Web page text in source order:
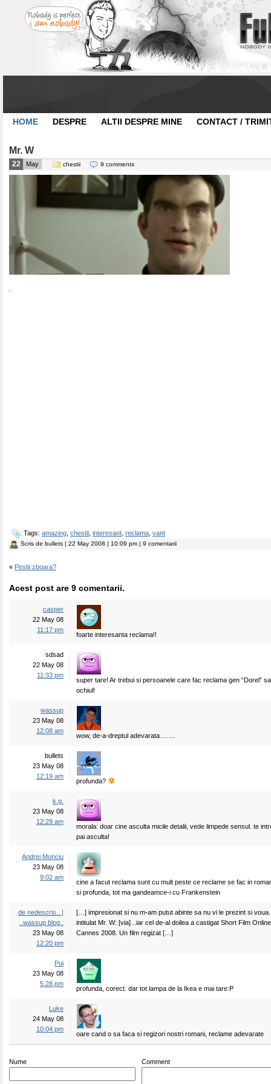
HOME DESPRE ALTII DESPRE MINE CONTACT /
Mr. W
22 May chestii 9 comments
Tags: amazing chestii interesant reclama vant
Scris de bullets | 22 May 2008 | 10:09 pm | 9 comentarii
« Pestii zboara?
Acest post are 9 comentarii.
casper
22 May 08
11:17 pm
foarte interesanta reclama!!
sdsad
22 May 08
11:33 pm
super tare! Ar trebui si persoanele care fac reclama gen “Dorel”
ochiul!
wassup
23 May 08
12:08 am
wow, de-a-dreptul adevarata…….
bullets
23 May 08
12:19 am
profunda?
k.g.
23 May 08
12:29 am
morala: doar cine asculta micile detalii, vede limpede sensul. te
pai asculta!
Andrei Monciu
23 May 08
9:02 am
cine a facut reclama sunt cu mult peste ce reclame se fac in
si profunda, tot ma gandeamce-i cu Frankenstein
de nedescris.. |
..wassup blog..
23 May 08
12:20 pm
[…] impresionat si nu m-am putut abinte sa nu vi le prezint si voua.
intitulat Mr. W: [via] ..iar cel de-al doilea a castigat Short Film
Cannes 2008. Un film regizat […]
Pui
23 May 08
5:28 pm
profunda, corect. dar tot lampa de la Ikea e mai tare:P
Luke
24 May 08
10:04 pm
oare cand o sa faca si regizori nostri romani, reclame adevarate
Nume Comment